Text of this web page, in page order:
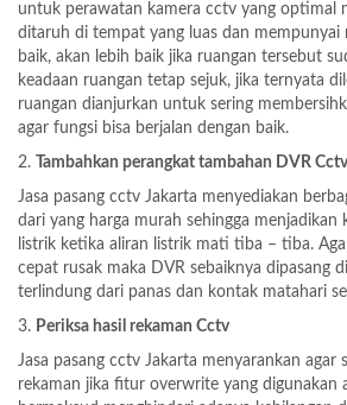
untuk perawatan kamera cctv yang optimal
ditaruh di tempat yang luas dan mempunyai
baik, akan lebih baik jika ruangan tersebut
keadaan ruangan tetap sejuk, jika ternyata
ruangan dianjurkan untuk sering
agar fungsi bisa berjalan dengan baik.
2. Tambahkan perangkat tambahan DVR Cctv
Jasa pasang cctv Jakarta menyediakan
dari yang harga murah sehingga
listrik ketika aliran listrik mati tiba – tiba.
cepat rusak maka DVR sebaiknya dipasang
terlindung dari panas dan kontak matahari
3. Periksa hasil rekaman Cctv
Jasa pasang cctv Jakarta menyarankan agar
rekaman jika fitur overwrite yang digunakan